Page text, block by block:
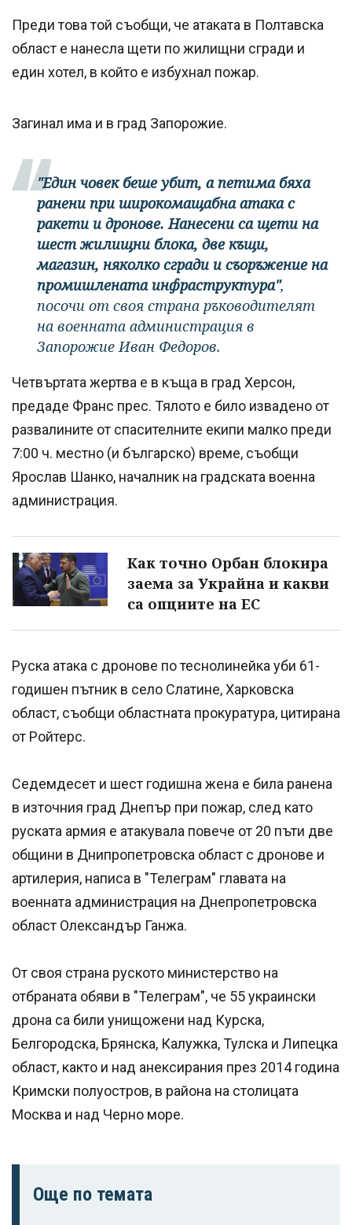
Преди това той съобщи, че атаката в Полтавска
област е нанесла щети по жилищни сгради и
един хотел, в който е избухнал пожар.
Загинал има и в град Запорожие.
"Един човек беше убит, а петима бяха
ранени при широкомащабна атака с
ракети и дронове. Нанесени са щети на
шест жилищни блока, две къщи,
магазин, няколко сгради и съоръжение на
промишлената инфраструктура",
посочи от своя страна ръководителят
на военната администрация в
Запорожие Иван Федоров.
Четвъртата жертва е в къща в град Херсон,
предаде Франс прес. Тялото е било извадено от
развалините от спасителните екипи малко преди
7:00 ч. местно (и българско) време, съобщи
Ярослав Шанко, началник на градската военна
администрация.
Как точно Орбан блокира
заема за Украйна и какви
са опциите на ЕС
Руска атака с дронове по теснолинейка уби 61-
годишен пътник в село Слатине, Харковска
област, съобщи областната прокуратура, цитирана
от Ройтерс.
Седемдесет и шест годишна жена е била ранена
в източния град Днепър при пожар, след като
руската армия е атакувала повече от 20 пъти две
общини в Днипропетровска област с дронове и
артилерия, написа в "Телеграм" главата на
военната администрация на Днепропетровска
област Олександър Ганжа.
От своя страна руското министерство на
отбраната обяви в "Телеграм", че 55 украински
дрона са били унищожени над Курска,
Белгородска, Брянска, Калужка, Тулска и Липецка
област, както и над анексирания през 2014 година
Кримски полуостров, в района на столицата
Москва и над Черно море.
Още по темата